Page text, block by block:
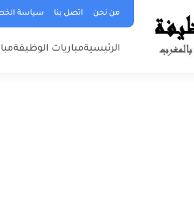
من نحن اتصل بنا سياسة
الرئيسيةمباريات الوظيفة